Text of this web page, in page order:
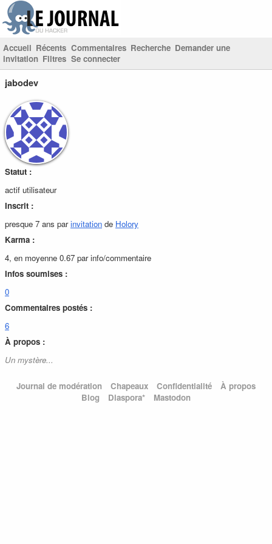
Accueil Récents Commentaires Recherche Demander une
invitation Filtres Se connecter
jabodev
Statut :
actif utilisateur
Inscrit :
presque 7 ans parinvitation de Holory
Karma :
4, en moyenne 0.67 par info/commentaire
Infos soumises :
0
Commentaires postés :
6
À propos :
Un mystère...
Journal de modération Chapeaux Confidentialité
À propos
Blog
Diaspora* Mastodon